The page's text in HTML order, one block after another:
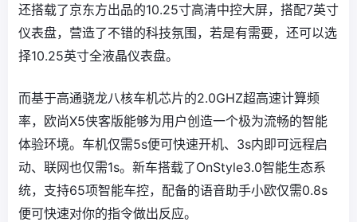
还搭载了京东方出品的10.25寸高清中控大屏，搭配7英寸
仪表盘，营造了不错的科技氛围，若是有需要，还可以选
择10.25英寸全液晶仪表盘。
而基于高通骁龙八核车机芯片的2.0GHZ超高速计算频
率，欧尚X5侠客版能够为用户创造一个极为流畅的智能
体验环境。车机仅需5s便可快速开机、3s内即可远程启
动、联网也仅需1s。新车搭载了OnStyle3.0智能生态系
统，支持65项智能车控，配备的语音助手小欧仅需0.8s
便可快速对你的指令做出反应。